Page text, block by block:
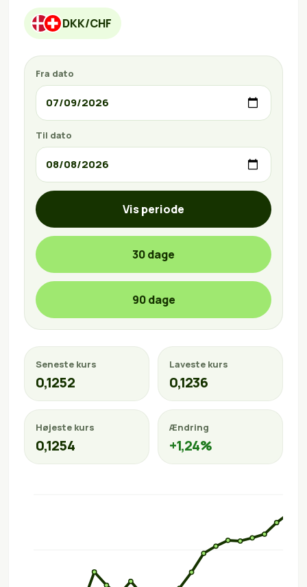
DKK/CHF
Fra dato
Til dato
Vis periode
30 dage
90 dage
Seneste kurs
0,1252
Laveste kurs
0,1236
Højeste kurs
0,1254
Ændring
+1,24%